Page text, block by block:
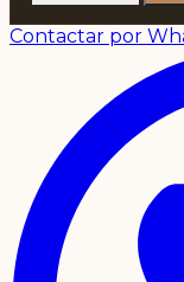
Contactar por